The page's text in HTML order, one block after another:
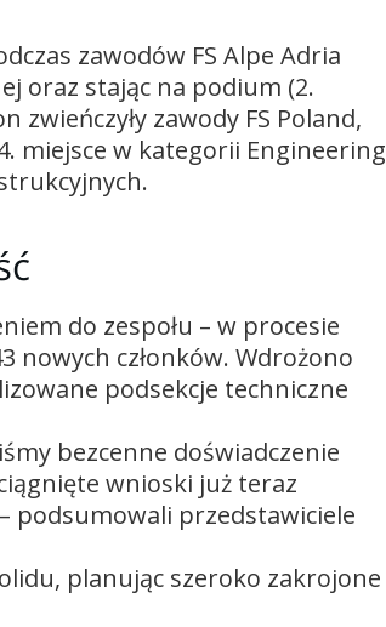
zawodów FS Alpe Adria
oraz stając na podium (2.
zawody FS Poland,
miejsce w kategorii Engineering
do zespołu – w procesie
nowych członków. Wdrożono
podsekcje techniczne
bezcenne doświadczenie
wnioski już teraz
podsumowali przedstawiciele
planując szeroko zakrojone